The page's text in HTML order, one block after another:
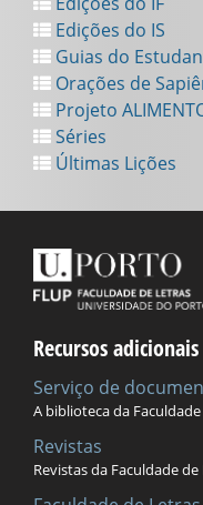
Edições do IS
Guias do
Orações de
Projeto
Séries
Últimas Lições
Recursos adicionais
Serviço de
A biblioteca da
Revistas
Revistas da Faculdade